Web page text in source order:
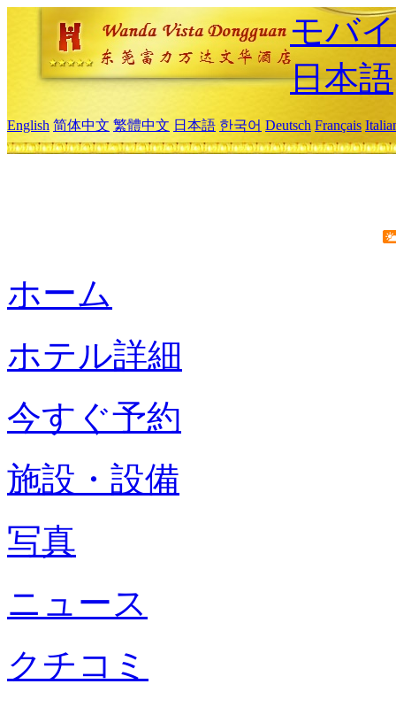
モバ
日本語
English 简体中文 繁體中文 日本語 한국어 Deutsch Français
ホーム
ホテル詳細
今すぐ予約
施設・設備
写真
ニュース
クチコミ